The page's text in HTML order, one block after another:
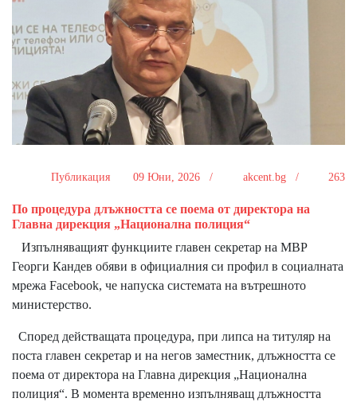
Публикация 09 Юни, 2026 / akcent.bg / 263
По процедура длъжността се поема от директора на
Главна дирекция „Национална полиция“
Изпълняващият функциите главен секретар на МВР
Георги Кандев обяви в официалния си профил в социалната
мрежа Facebook, че напуска системата на вътрешното
министерство.
Според действащата процедура, при липса на титуляр на
поста главен секретар и на негов заместник, длъжността се
поема от директора на Главна дирекция „Национална
полиция“. В момента временно изпълняващ длъжността